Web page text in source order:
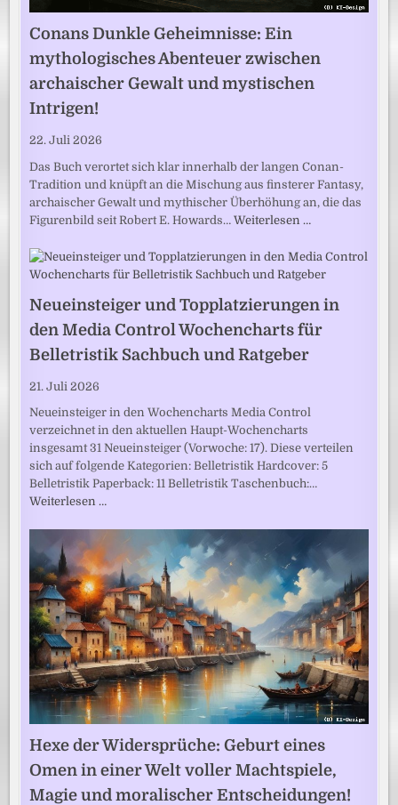
Conans Dunkle Geheimnisse: Ein
mythologisches Abenteuer zwischen
archaischer Gewalt und mystischen
Intrigen!
22. Juli 2026
Das Buch verortet sich klar innerhalb der langen Conan-
Tradition und knüpft an die Mischung aus finsterer Fantasy,
archaischer Gewalt und mythischer Überhöhung an, die das
Figurenbild seit Robert E. Howards…Weiterlesen …
Neueinsteiger und Topplatzierungen in
den Media Control Wochencharts für
Belletristik Sachbuch und Ratgeber
21. Juli 2026
Neueinsteiger in den Wochencharts Media Control
verzeichnet in den aktuellen Haupt-Wochencharts
insgesamt 31 Neueinsteiger (Vorwoche: 17). Diese verteilen
sich auf folgende Kategorien: Belletristik Hardcover: 5
Belletristik Paperback: 11 Belletristik Taschenbuch:…
Weiterlesen …
Hexe der Widersprüche: Geburt eines
Omen in einer Welt voller Machtspiele,
Magie und moralischer Entscheidungen!